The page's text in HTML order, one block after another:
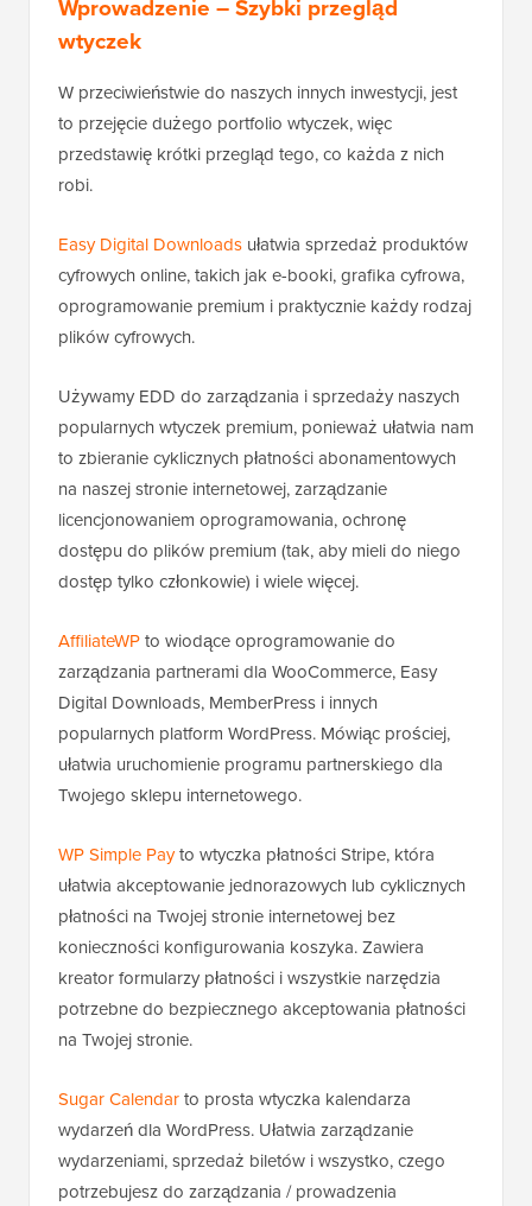
Wprowadzenie – Szybki przegląd
wtyczek
W przeciwieństwie do naszych innych inwestycji, jest
to przejęcie dużego portfolio wtyczek, więc
przedstawię krótki przegląd tego, co każda z nich
robi.
Easy Digital Downloads ułatwia sprzedaż produktów
cyfrowych online, takich jak e-booki, grafika cyfrowa,
oprogramowanie premium i praktycznie każdy rodzaj
plików cyfrowych.
Używamy EDD do zarządzania i sprzedaży naszych
popularnych wtyczek premium, ponieważ ułatwia nam
to zbieranie cyklicznych płatności abonamentowych
na naszej stronie internetowej, zarządzanie
licencjonowaniem oprogramowania, ochronę
dostępu do plików premium (tak, aby mieli do niego
dostęp tylko członkowie) i wiele więcej.
AffiliateWPto wiodące oprogramowanie do
zarządzania partnerami dla WooCommerce, Easy
Digital Downloads, MemberPress i innych
popularnych platform WordPress. Mówiąc prościej,
ułatwia uruchomienie programu partnerskiego dla
Twojego sklepu internetowego.
WP Simple Payto wtyczka płatności Stripe, która
ułatwia akceptowanie jednorazowych lub cyklicznych
płatności na Twojej stronie internetowej bez
konieczności konfigurowania koszyka. Zawiera
kreator formularzy płatności i wszystkie narzędzia
potrzebne do bezpiecznego akceptowania płatności
na Twojej stronie.
Sugar Calendarto prosta wtyczka kalendarza
wydarzeń dla WordPress. Ułatwia zarządzanie
wydarzeniami, sprzedaż biletów i wszystko, czego
potrzebujesz do zarządzania / prowadzenia